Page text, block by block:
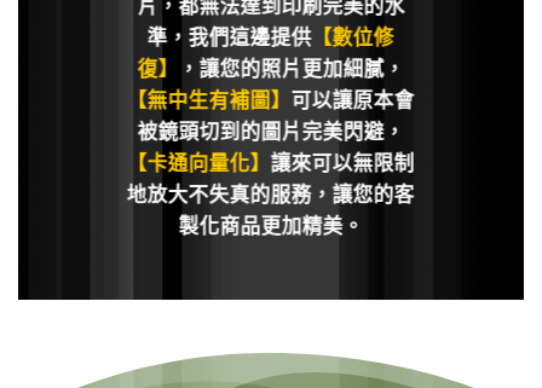
片，都無法達到印刷完美的水
準，我們這邊提供【數位修
復】
，讓您的照片更加細膩，
【無中生有補圖】 可以讓原本會
被鏡頭切到的圖片完美閃避，
【卡通向量化】讓來可以無限制
地放大不失真的服務，讓您的客
製化商品更加精美。